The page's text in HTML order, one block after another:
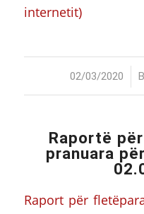
internetit)
02/03/2020
/
Raportë
pranuara
Raport për